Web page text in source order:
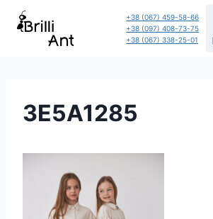
Перейти
+38 (067) 459-58-66
+38 (097) 408-73-75
+38 (067) 338-25-01
3E5A1285